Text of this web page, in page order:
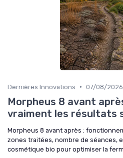
Dernières Innovations • 07/08/2026
Morpheus 8 avant
vraiment les résultats
Morpheus 8 avant après :
zones traitées, nombre de séances,
cosmétique bio pour optimiser la